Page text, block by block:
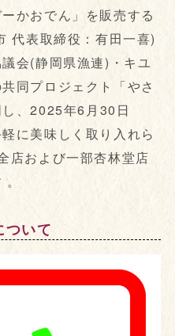
かおでん」を販売する
代表取締役：有田一喜)
会(静岡県漁連)・キユ
同プロジェクト「やさ
、2025年6月30日
に美味しく取り入れら
店および一部杏林堂店
ついて